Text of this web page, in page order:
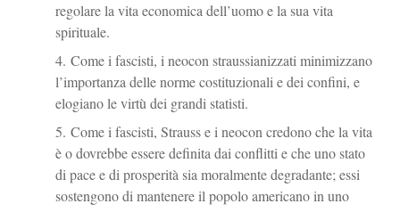
regolare la vita economica dell’uomo e la sua vita
spirituale.
Come i fascisti, i neocon straussianizzati minimizzano
l’importanza delle norme costituzionali e dei confini, e
elogiano le virtù dei grandi statisti.
Come i fascisti, Strauss e i neocon credono che la vita
è o dovrebbe essere definita dai conflitti e che uno stato
di pace e di prosperità sia moralmente degradante; essi
sostengono di mantenere il popolo americano in uno